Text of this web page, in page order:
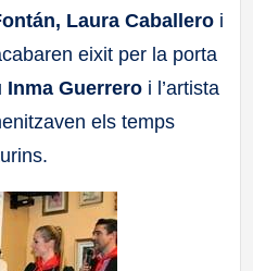
Laura Caballero i
eixit per la porta
Inma Guerrero i l’artista
els temps